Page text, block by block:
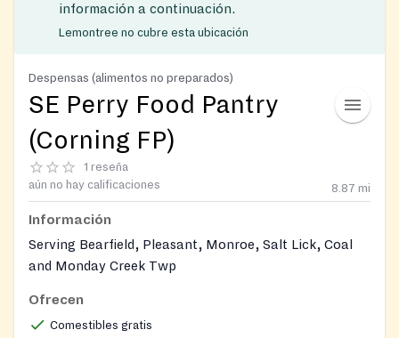
información a continuación.
Lemontree no cubre esta ubicación
Despensas (alimentos no preparados)
SE Perry Food Pantry
(Corning FP)
1 reseña
aún no hay calificaciones
8.87 mi
Información
Serving Bearfield, Pleasant, Monroe, Salt Lick, Coal
and Monday Creek Twp
Ofrecen
Comestibles gratis